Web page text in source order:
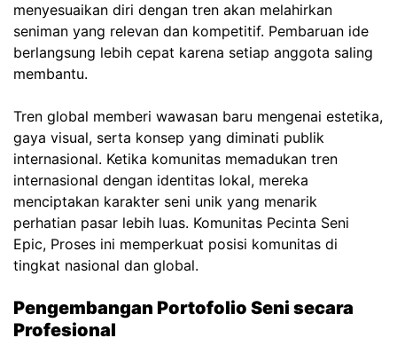
menyesuaikan diri dengan tren akan melahirkan
seniman yang relevan dan kompetitif. Pembaruan ide
berlangsung lebih cepat karena setiap anggota saling
membantu.
Tren global memberi wawasan baru mengenai estetika,
gaya visual, serta konsep yang diminati publik
internasional. Ketika komunitas memadukan tren
internasional dengan identitas lokal, mereka
menciptakan karakter seni unik yang menarik
perhatian pasar lebih luas. Komunitas Pecinta Seni
Epic, Proses ini memperkuat posisi komunitas di
tingkat nasional dan global.
Pengembangan Portofolio Seni secara
Profesional